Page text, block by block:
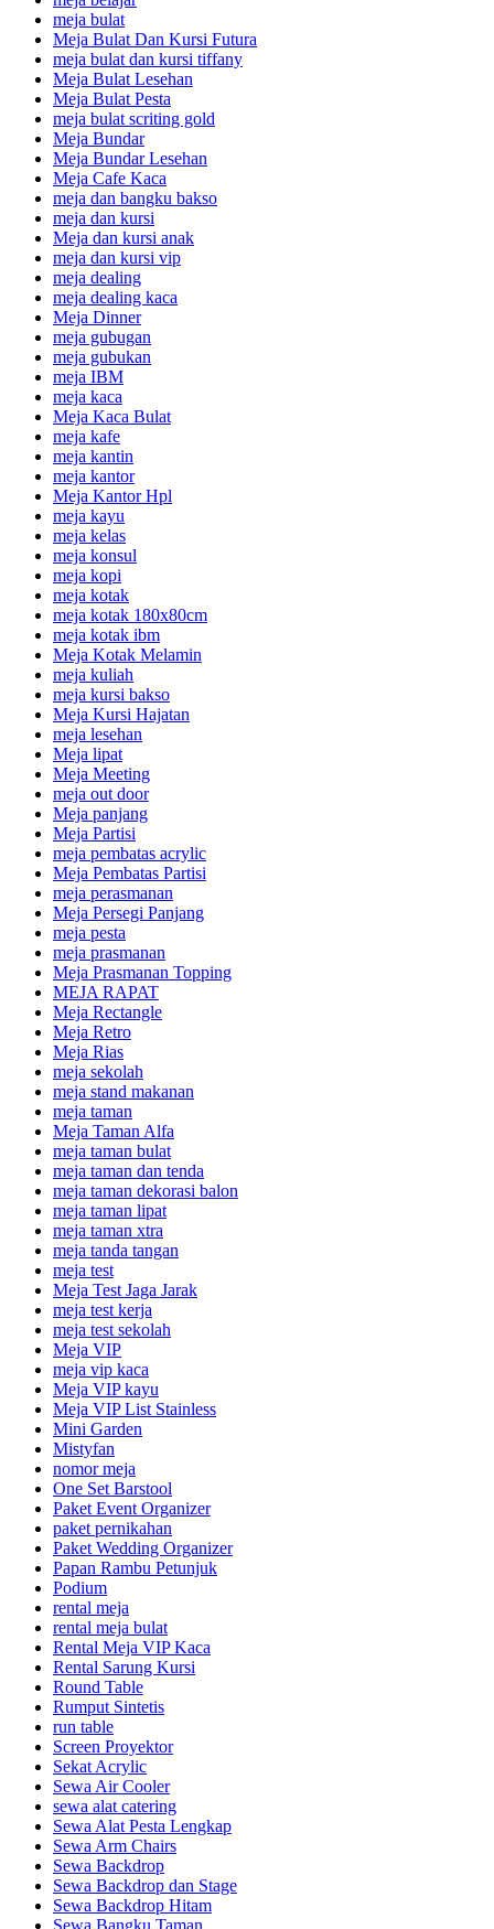
meja bulat
Meja Bulat Dan Kursi Futura
meja bulat dan kursi tiffany
Meja Bulat Lesehan
Meja Bulat Pesta
meja bulat scriting gold
Meja Bundar
Meja Bundar Lesehan
Meja Cafe Kaca
meja dan bangku bakso
meja dan kursi
Meja dan kursi anak
meja dan kursi vip
meja dealing
meja dealing kaca
Meja Dinner
meja gubugan
meja gubukan
meja IBM
meja kaca
Meja Kaca Bulat
meja kafe
meja kantin
meja kantor
Meja Kantor Hpl
meja kayu
meja kelas
meja konsul
meja kopi
meja kotak
meja kotak 180x80cm
meja kotak ibm
Meja Kotak Melamin
meja kuliah
meja kursi bakso
Meja Kursi Hajatan
meja lesehan
Meja lipat
Meja Meeting
meja out door
Meja panjang
Meja Partisi
meja pembatas acrylic
Meja Pembatas Partisi
meja perasmanan
Meja Persegi Panjang
meja pesta
meja prasmanan
Meja Prasmanan Topping
MEJA RAPAT
Meja Rectangle
Meja Retro
Meja Rias
meja sekolah
meja stand makanan
meja taman
Meja Taman Alfa
meja taman bulat
meja taman dan tenda
meja taman dekorasi balon
meja taman lipat
meja taman xtra
meja tanda tangan
meja test
Meja Test Jaga Jarak
meja test kerja
meja test sekolah
Meja VIP
meja vip kaca
Meja VIP kayu
Meja VIP List Stainless
Mini Garden
Mistyfan
nomor meja
One Set Barstool
Paket Event Organizer
paket pernikahan
Paket Wedding Organizer
Papan Rambu Petunjuk
Podium
rental meja
rental meja bulat
Rental Meja VIP Kaca
Rental Sarung Kursi
Round Table
Rumput Sintetis
run table
Screen Proyektor
Sekat Acrylic
Sewa Air Cooler
sewa alat catering
Sewa Alat Pesta Lengkap
Sewa Arm Chairs
Sewa Backdrop
Sewa Backdrop dan Stage
Sewa Backdrop Hitam